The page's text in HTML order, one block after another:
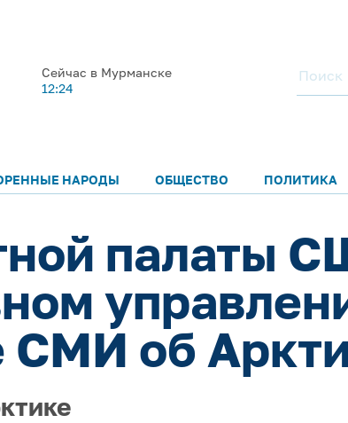
Сейчас в Мурманске
12:24
НАРОДЫ ОБЩЕСТВО ПОЛИТИКА
палаты
СМИ об